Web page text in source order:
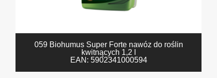
059 Biohumus Super Forte nawóz do roślin
kwitnących 1,2 l
EAN: 5902341000594